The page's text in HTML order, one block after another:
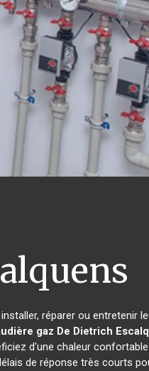
réparer ou entretenir
gaz De Dietrich
d'une chaleur
de réponse très courts